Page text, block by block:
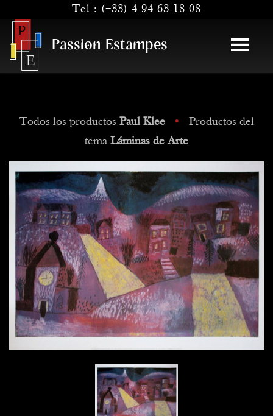
Tel : (+33) 4 94 63 18 08
Passion Estampes
Todos los productos Paul Klee •
Productos del
tema Láminas de Arte